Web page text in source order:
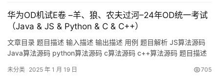
华为OD机试E卷 –羊、狼、农夫过河–24年OD统一考试
（Java & JS & Python & C & C++）
文章目录 题目描述 输入描述 输出描述 用例 题目解析 JS算法源码
Java算法源码 python算法源码 c算法源码 c++算法源码 题目描述
羊，农夫则会损失羊。农夫有一艘容量固定的船，能够承载固定数
未分类 2025 年 1 月 19 日 705